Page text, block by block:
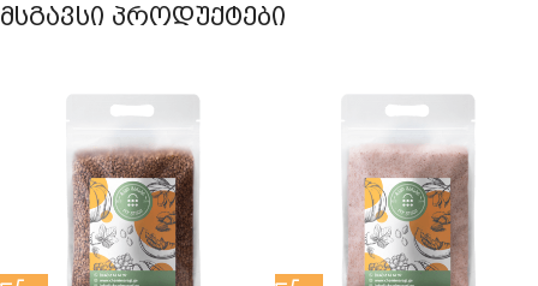
ᲛᲡᲒᲐᲕᲡᲘ ᲞᲠᲝᲓᲣᲥᲢᲔᲑᲘ